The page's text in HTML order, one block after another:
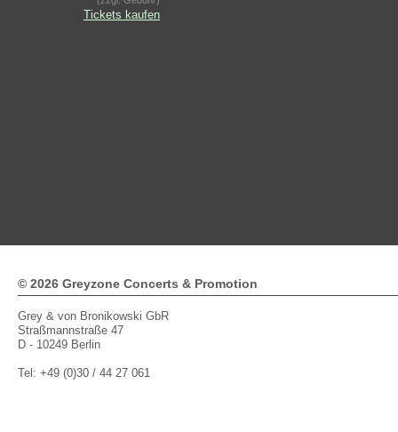
Tickets kaufen
© 2026 Greyzone Concerts & Promotion
Grey & von Bronikowski GbR
Straßmannstraße 47
D - 10249 Berlin
Tel: +49 (0)30 / 44 27 061